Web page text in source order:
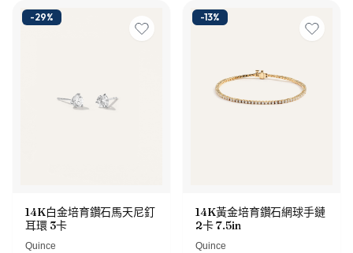
-29%
14K白金培育鑽石馬天尼釘
耳環 3卡
Quince
-13%
14K黃金培育鑽石網球手鏈
2卡 7.5in
Quince